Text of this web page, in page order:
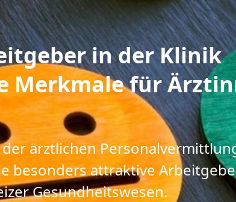
in der Klinik
Merkmale für
ärztlichen
besonders attraktive
Gesundheitswesen.